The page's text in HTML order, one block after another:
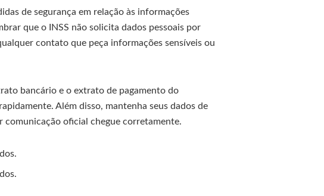
de segurança em relação às informações
que o INSS não solicita dados pessoais por
contato que peça informações sensíveis ou
bancário e o extrato de pagamento do
Além disso, mantenha seus dados de
oficial chegue corretamente.